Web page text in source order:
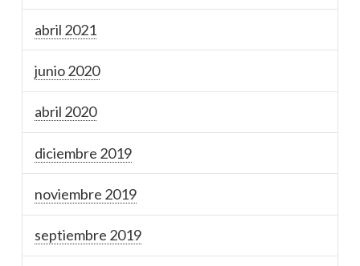
abril 2021
junio 2020
abril 2020
diciembre 2019
noviembre 2019
septiembre 2019